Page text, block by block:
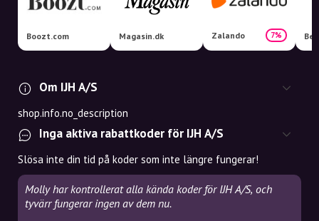
Boozt.com Magasin.dk Zalando 7%
Om IJH A/S
shop.info.no_description
Inga aktiva rabattkoder för IJH A/S
Slösa inte din tid på koder som inte längre fungerar!
Molly har kontrollerat alla kända koder för IJH A/S, och
tyvärr fungerar ingen av dem nu.